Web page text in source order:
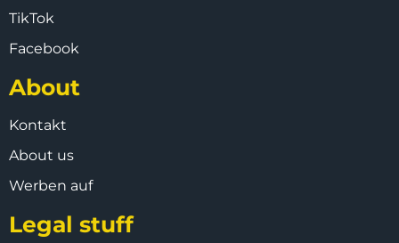
TikTok
Facebook
About
Kontakt
About us
Werben auf
Legal stuff